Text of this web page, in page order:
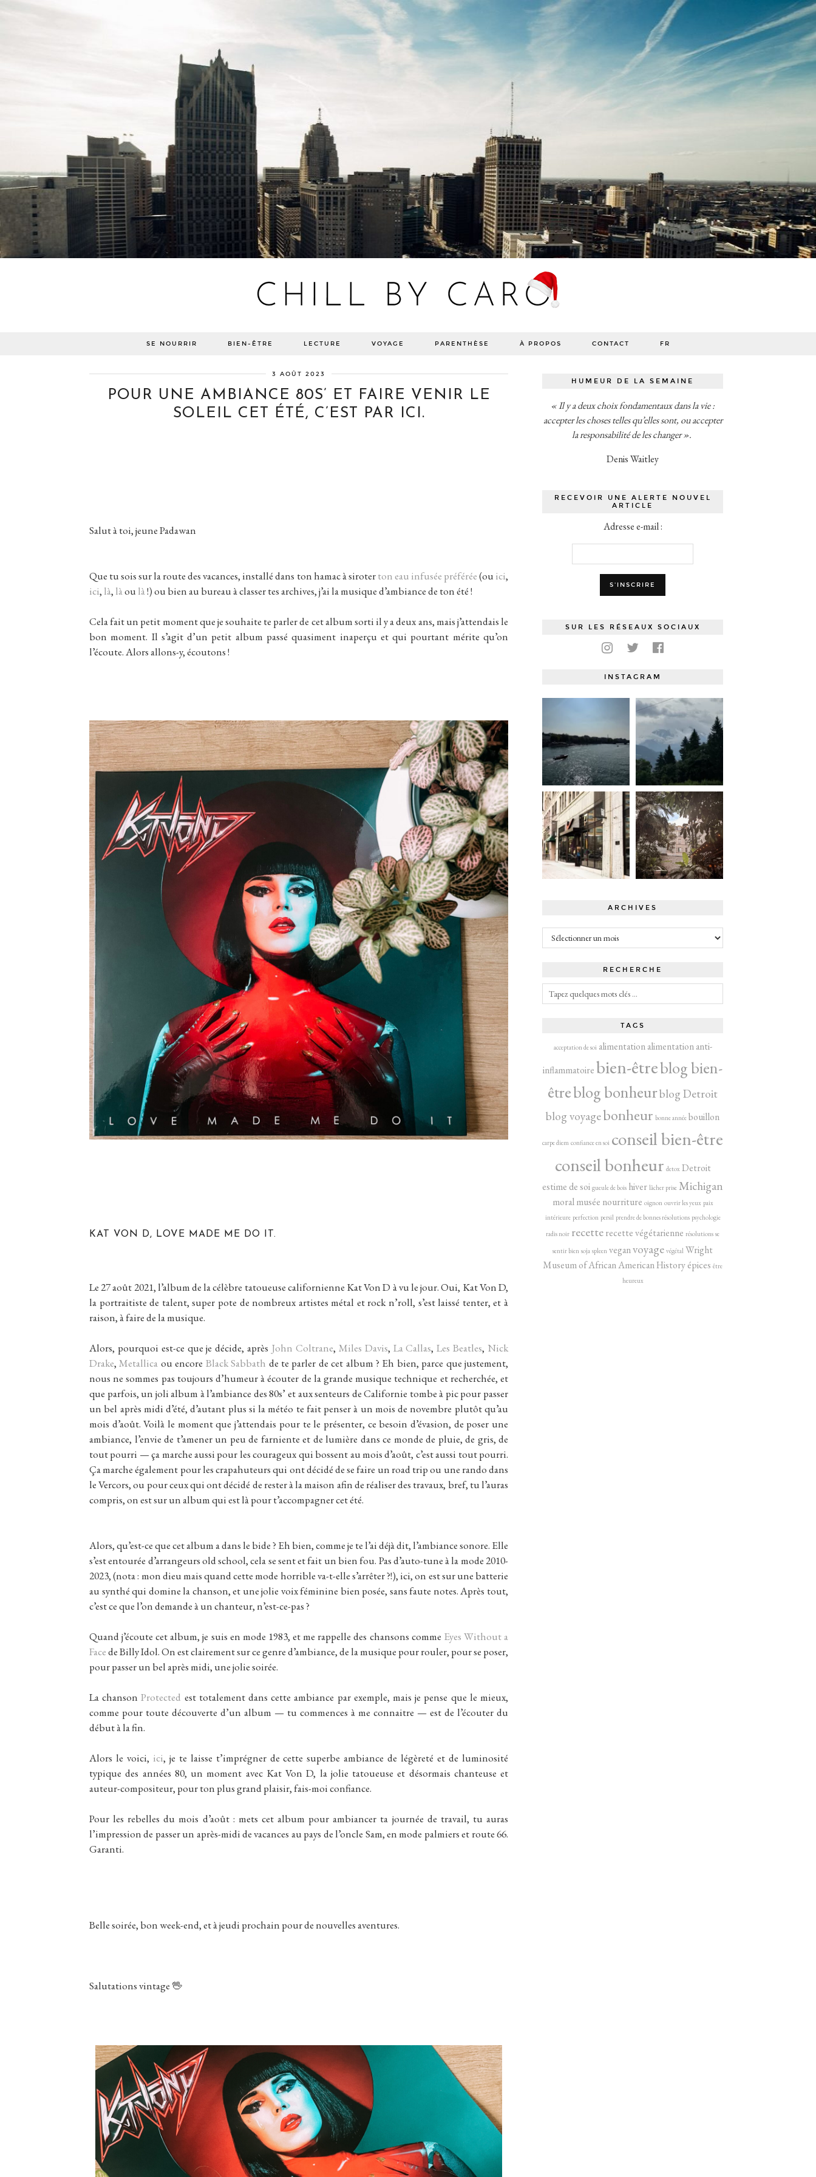
SE NOURRIR BIEN-ÊTRE LECTURE VOYAGE PARENTHÈSE À PROPOS CONTACT FR
3 AOÛT 2023
POUR UNE AMBIANCE 80S’ ET FAIRE VENIR LE
SOLEIL CET ÉTÉ, C’EST PAR ICI.
Salut à toi, jeune Padawan
Que tu sois sur la route des vacances, installé dans ton hamac à siroterton eau infusée préférée(ouici,
ici, là, làoulà!) ou bien au bureau à classer tes archives, j’ai la musique d’ambiance de ton été !
Cela fait un petit moment que je souhaite te parler de cet album sorti il y a deux ans, mais j’attendais le
bon moment. Il s’agit d’un petit album passé quasiment inaperçu et qui pourtant mérite qu’on
l’écoute. Alors allons-y, écoutons !
KAT VON D, LOVE MADE ME DO IT.
Le 27 août 2021, l’album de la célèbre tatoueuse californienne Kat Von D à vu le jour. Oui, Kat Von D,
la portraitiste de talent, super pote de nombreux artistes métal et rock n’roll, s’est laissé tenter, et à
raison, à faire de la musique.
Alors, pourquoi est-ce que je décide, après John Coltrane, Miles Davis, La Callas,Les Beatles, Nick
Drake,Metallica ou encore Black Sabbath de te parler de cet album ? Eh bien, parce que justement,
nous ne sommes pas toujours d’humeur à écouter de la grande musique technique et recherchée, et
que parfois, un joli album à l’ambiance des 80s’ et aux senteurs de Californie tombe à pic pour passer
un bel après midi d’été, d’autant plus si la météo te fait penser à un mois de novembre plutôt qu’au
mois d’août. Voilà le moment que j’attendais pour te le présenter, ce besoin d’évasion, de poser une
ambiance, l’envie de t’amener un peu de farniente et de lumière dans ce monde de pluie, de gris, de
tout pourri — ça marche aussi pour les courageux qui bossent au mois d’août, c’est aussi tout pourri.
Ça marche également pour les crapahuteurs qui ont décidé de se faire un road trip ou une rando dans
le Vercors, ou pour ceux qui ont décidé de rester à la maison afin de réaliser des travaux, bref, tu l’auras
compris, on est sur un album qui est là pour t’accompagner cet été.
Alors, qu’est-ce que cet album a dans le bide ? Eh bien, comme je te l’ai déjà dit, l’ambiance sonore. Elle
s’est entourée d’arrangeurs old school, cela se sent et fait un bien fou. Pas d’auto-tune à la mode 2010-
2023, (nota : mon dieu mais quand cette mode horrible va-t-elle s’arrêter ?!), ici, on est sur une batterie
au synthé qui domine la chanson, et une jolie voix féminine bien posée, sans faute notes. Après tout,
c’est ce que l’on demande à un chanteur, n’est-ce-pas ?
Quand j’écoute cet album, je suis en mode 1983, et me rappelle des chansons comme Eyes Without a
Facede Billy Idol. On est clairement sur ce genre d’ambiance, de la musique pour rouler, pour se poser,
pour passer un bel après midi, une jolie soirée.
La chansonProtected est totalement dans cette ambiance par exemple, mais je pense que le mieux,
comme pour toute découverte d’un album — tu commences à me connaitre — est de l’écouter du
début à la fin.
Alors le voici, ici, je te laisse t’imprégner de cette superbe ambiance de légèreté et de luminosité
typique des années 80, un moment avec Kat Von D, la jolie tatoueuse et désormais chanteuse et
auteur-compositeur, pour ton plus grand plaisir, fais-moi confiance.
Pour les rebelles du mois d’août : mets cet album pour ambiancer ta journée de travail, tu auras
l’impression de passer un après-midi de vacances au pays de l’oncle Sam, en mode palmiers et route 66.
Garanti.
Belle soirée, bon week-end, et à jeudi prochain pour de nouvelles aventures.
Salutations vintage 🖖
HUMEUR DE LA SEMAINE
« Il y a deux choix fondamentaux dans la vie :
accepter les choses telles qu’elles sont, ou accepter
la responsabilité de les changer ».
Denis Waitley
RECEVOIR UNE ALERTE NOUVEL
ARTICLE
Adresse e-mail :
SUR LES RÉSEAUX SOCIAUX
INSTAGRAM
ARCHIVES
Archives
RECHERCHE
TAGS
acceptation de soi alimentation alimentation anti-
inflammatoirebien-êtreblog bien-
êtreblog bonheurblog Detroit
blog voyagebonheur bonne année bouillon
carpe diem confiance en soi conseil bien-être
conseil bonheur detox Detroit
estime de soi gueule de bois hiver lâcher prise Michigan
moral musée nourriture oignon ouvrir les yeux paix
intérieure perfection persil prendre de bonnes résolutions psychologie
radis noir recetterecette végétarienne résolutions se
sentir bien soja spleen veganvoyage végétal Wright
Museum of African American Historyépices être
heureux